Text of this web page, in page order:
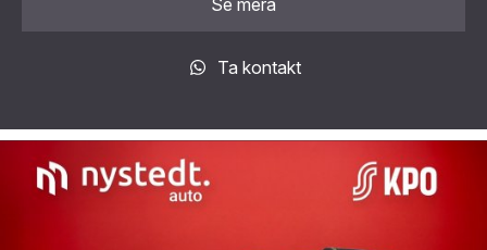
Se mera
Ta kontakt